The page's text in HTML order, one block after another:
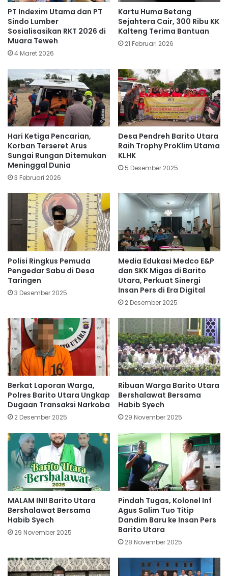
PT Indexim Utama dan PT
Sindo Lumber
Sosialisasikan RKT 2026 di
Muara Teweh
4 Maret 2026
Kartu Huma Betang
Sejahtera Cair, 300 Ribu KK
Kalteng Terima Bantuan
21 Februari 2026
Hari Ketiga Pencarian,
Korban Terseret Arus
Sungai Rungan Ditemukan
Meninggal Dunia
3 Februari 2026
Desa Pendreh Barito Utara
Raih Trophy ProKlim Utama
KLHK
5 Desember 2025
Polisi Ringkus Pemuda
Pengedar Sabu di Desa
Taringen
3 Desember 2025
Media Edukasi Medco E&P
dan SKK Migas di Barito
Utara, Perkuat Sinergi
Insan Pers di Era Digital
2 Desember 2025
Berkat Laporan Warga,
Polres Barito Utara Ungkap
Dugaan Transaksi Narkoba
2 Desember 2025
Ribuan Warga Barito Utara
Bershalawat Bersama
Habib Syech
29 November 2025
MALAM INI! Barito Utara
Bershalawat Bersama
Habib Syech
29 November 2025
Pindah Tugas, Kolonel Inf
Agus Salim Tuo Titip
Dandim Baru ke Insan Pers
Barito Utara
28 November 2025